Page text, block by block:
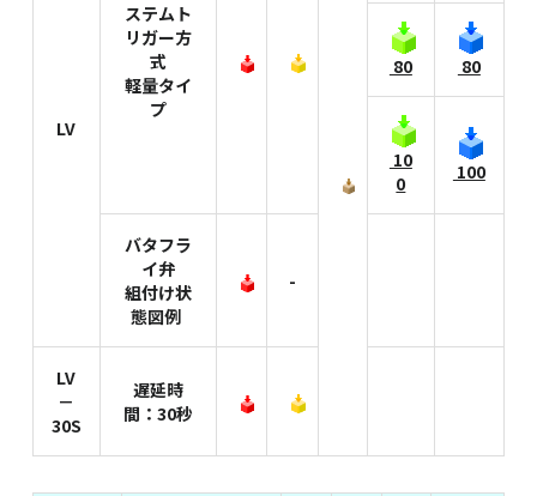
LV
ステムト
リガー方
式
軽量タイ
プ
80 80
10
0
100
バタフラ
イ弁
組付け状
態図例
-
LV
－
30S
遅延時
間：30秒